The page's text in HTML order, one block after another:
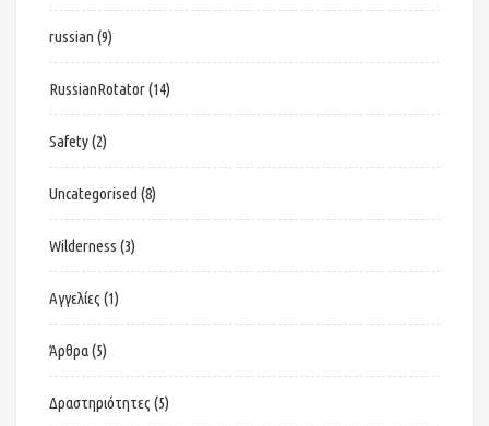
russian (9)
RussianRotator(14)
Safety(2)
Uncategorised (8)
Wilderness (3)
Αγγελίες (1)
Άρθρα(5)
Δραστηριότητες (5)